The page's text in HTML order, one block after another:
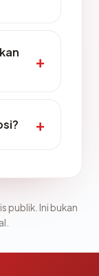
publik. Ini bukan